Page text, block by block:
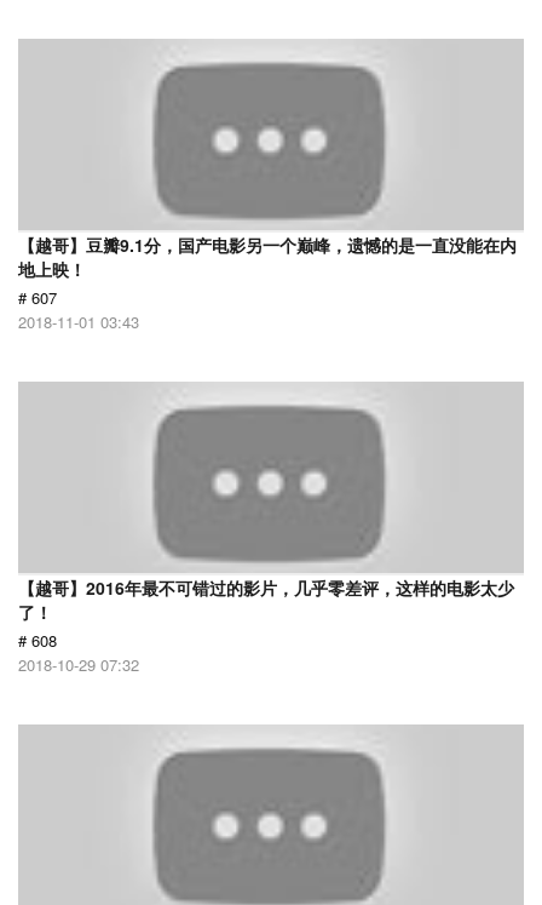
【越哥】豆瓣9.1分，国产电影另一个巅峰，遗憾的是一直没能在内
地上映！
# 607
2018-11-01 03:43
【越哥】2016年最不可错过的影片，几乎零差评，这样的电影太少
了！
# 608
2018-10-29 07:32